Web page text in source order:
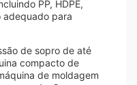
PP, HDPE,
adequado para
de sopro de até
compacto de
de moldagem